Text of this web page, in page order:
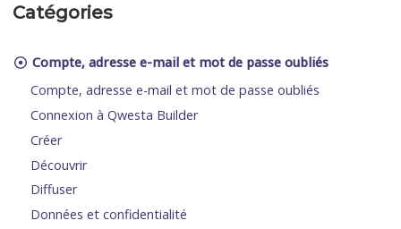
Catégories
Compte, adresse e-mail et mot de passe oubliés
Compte, adresse e-mail et mot de passe oubliés
Connexion à Qwesta Builder
Créer
Découvrir
Diffuser
Données et confidentialité